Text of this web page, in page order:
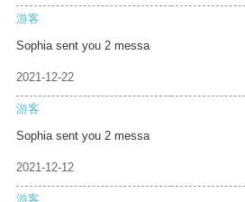
游客
Sophia sent you 2 messa
2021-12-22
游客
Sophia sent you 2 messa
2021-12-12
游客